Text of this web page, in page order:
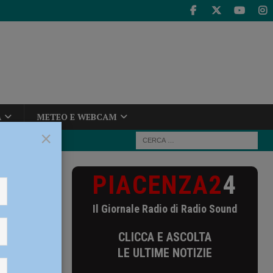
METEO E WEBCAM
PIACENZA24
Il Giornale Radio di Radio Sound
CLICCA E ASCOLTA
LE ULTIME NOTIZIE
×